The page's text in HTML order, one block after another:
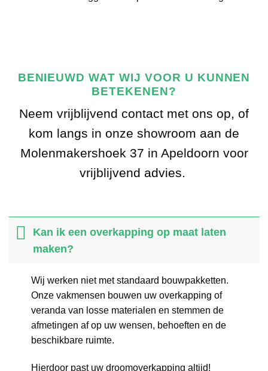
BENIEUWD WAT WIJ VOOR U KUNNEN
BETEKENEN?
Neem vrijblijvend contact met ons op, of
kom langs in onze showroom aan de
Molenmakershoek 37 in Apeldoorn voor
vrijblijvend advies.
Kan ik een overkapping op maat laten
maken?
Wij werken niet met standaard bouwpakketten.
Onze vakmensen bouwen uw overkapping of
veranda van losse materialen en stemmen de
afmetingen af op uw wensen, behoeften en de
beschikbare ruimte.
Hierdoor past uw droomoverkapping altijd!